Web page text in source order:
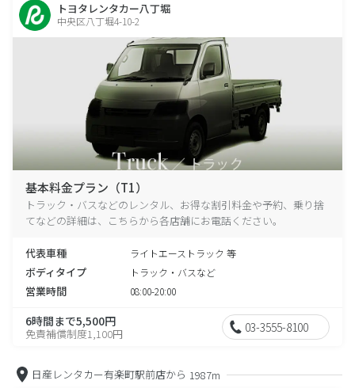
トヨタレンタカー八丁堀
中央区八丁堀4-10-2
基本料金プラン（T1）
トラック・バスなどのレンタル、お得な割引料金や予約、乗り捨
てなどの詳細は、こちらから各店舗にお電話ください。
代表車種 ライトエーストラック 等
ボディタイプ トラック・バスなど
営業時間 08:00-20:00
6時間まで5,500円
免責補償制度1,100円 03-3555-8100
日産レンタカー有楽町駅前店から 1987m